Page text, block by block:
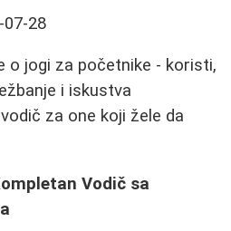
07-28
o jogi za početnike - koristi,
i iskustva
za one koji žele da
Vodič sa